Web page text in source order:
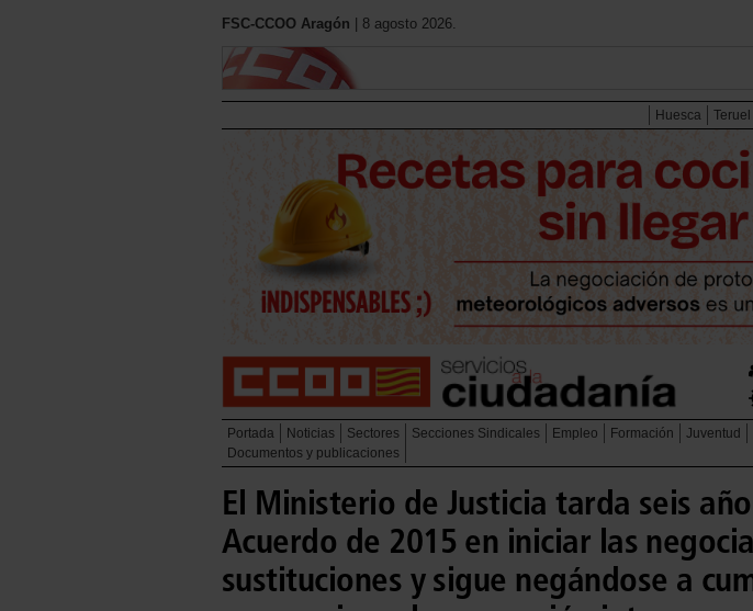
FSC-CCOO Aragón | 8 agosto 2026.
Huesca Teruel
Portada Noticias Sectores Secciones Sindicales Empleo Formación Juventud
Documentos y publicaciones
El Ministerio de Justicia tarda seis
Acuerdo de 2015 en iniciar las
sustituciones y sigue negándose a